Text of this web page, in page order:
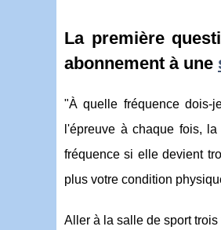
La première
abonnement à une
"À quelle fréquence dois-
l'épreuve à chaque fois,
fréquence si elle devient
plus votre condition
Aller à la salle de sport